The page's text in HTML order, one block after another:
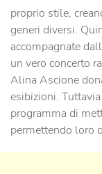
proprio stile,
generi diversi.
accompagnate
un vero concerto
Alina Ascione
esibizioni.
programma di
permettendo loro